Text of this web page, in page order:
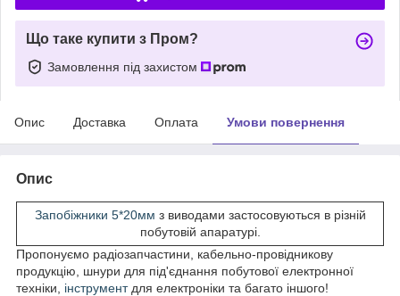
Що таке купити з Пром?
Замовлення під захистом
Опис Доставка Оплата Умови повернення
Опис
Запобіжники 5*20мм з виводами застосовуються в різній
побутовій апаратурі.
Пропонуємо радіозапчастини, кабельно-провідникову
продукцію, шнури для під'єднання побутової електронної
техніки, інструментдля електроніки та багато іншого!